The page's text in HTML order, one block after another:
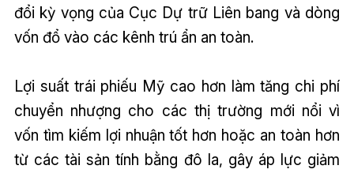
đổi kỳ vọng của Cục Dự trữ Liên bang và dòng
vốn đổ vào các kênh trú ẩn an toàn.
Lợi suất trái phiếu Mỹ cao hơn làm tăng chi phí
chuyển nhượng cho các thị trường mới nổi vì
vốn tìm kiếm lợi nhuận tốt hơn hoặc an toàn hơn
từ các tài sản tính bằng đô la, gây áp lực giảm